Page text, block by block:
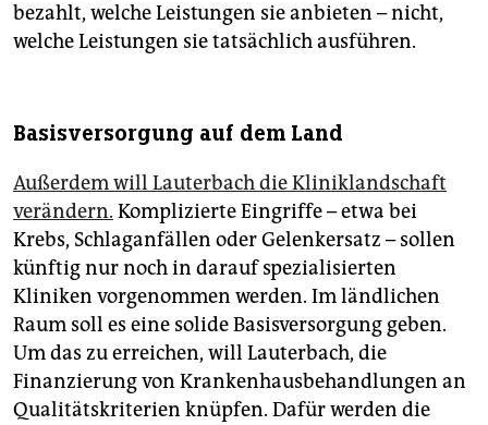
bezahlt, welche Leistungen sie anbieten – nicht,
welche Leistungen sie tatsächlich ausführen.
Basisversorgung auf dem Land
Außerdem will Lauterbach die Kliniklandschaft
verändern. Komplizierte Eingriffe – etwa bei
Krebs, Schlaganfällen oder Gelenkersatz – sollen
künftig nur noch in darauf spezialisierten
Kliniken vorgenommen werden. Im ländlichen
Raum soll es eine solide Basisversorgung geben.
Um das zu erreichen, will Lauterbach, die
Finanzierung von Krankenhausbehandlungen an
Qualitätskriterien knüpfen. Dafür werden die